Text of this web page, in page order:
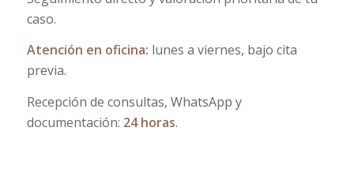
caso.
Atención en oficina: lunes a viernes, bajo cita
previa.
Recepción de consultas, WhatsApp y
documentación: 24 horas.